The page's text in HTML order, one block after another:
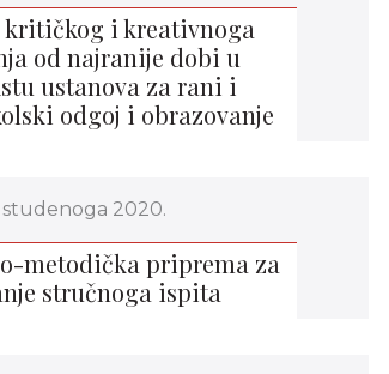
kritičkog i kreativnoga
od najranije dobi u
ustanova za rani i
odgoj i obrazovanje
studenoga 2020.
metodička priprema za
stručnoga ispita